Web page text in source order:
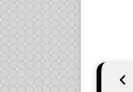
keyboard_arrow_left